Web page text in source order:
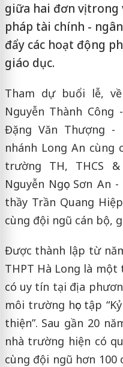
giữa hai đơn vị
pháp tài chính -
đẩy các hoạt động
giáo dục.
Tham dự buổi lễ,
Nguyễn Thành Công
Đặng Văn Thượng -
nhánh Long An cùng
trường TH, THCS
Nguyễn Ngọc Sơn
thầy Trần Quang
cùng đội ngũ cán bộ,
Được thành lập từ
THPT Hà Long là
có uy tín tại địa
môi trường học tập
thiện”. Sau gần 20
nhà trường hiện có
cùng đội ngũ hơn 100